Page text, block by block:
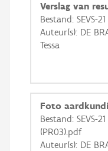
Verslag van
Bestand: SEVS-
Auteur(s): DE
Tessa
Foto
Bestand: SEVS-
(PR03).pdf
Auteur(s): DE